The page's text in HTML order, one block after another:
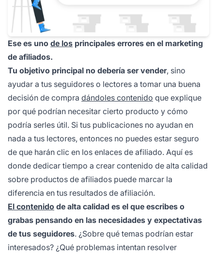
Ese es uno de los principales errores en el marketing
de afiliados.
Tu objetivo principal no debería ser vender, sino
ayudar a tus seguidores o lectores a tomar una buena
decisión de compra dándoles contenido que explique
por qué podrían necesitar cierto producto y cómo
podría serles útil. Si tus publicaciones no ayudan en
nada a tus lectores, entonces no puedes estar seguro
de que harán clic en los enlaces de afiliado. Aquí es
donde dedicar tiempo a crear contenido de alta calidad
sobre productos de afiliados puede marcar la
diferencia en tus resultados de afiliación.
El contenido de alta calidad es el que escribes o
grabas pensando en las necesidades y expectativas
de tus seguidores. ¿Sobre qué temas podrían estar
interesados? ¿Qué problemas intentan resolver